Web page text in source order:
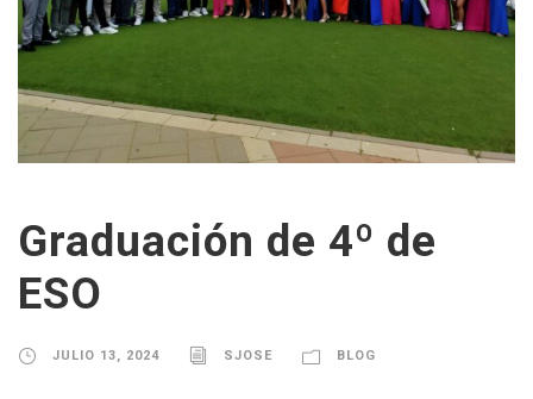
Graduación de 4º de
ESO
JULIO 13, 2024 SJOSE BLOG